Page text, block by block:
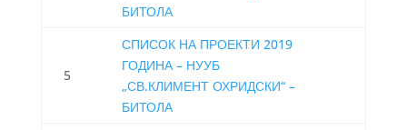
БИТОЛА
5
СПИСОК НА ПРОЕКТИ 2019
ГОДИНА – НУУБ
„СВ.КЛИМЕНТ ОХРИДСКИ“ –
БИТОЛА